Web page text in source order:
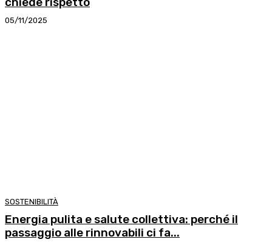
05/11/2025
SOSTENIBILITÀ
Energia pulita e salute collettiva: perché il
passaggio alle rinnovabili ci fa...